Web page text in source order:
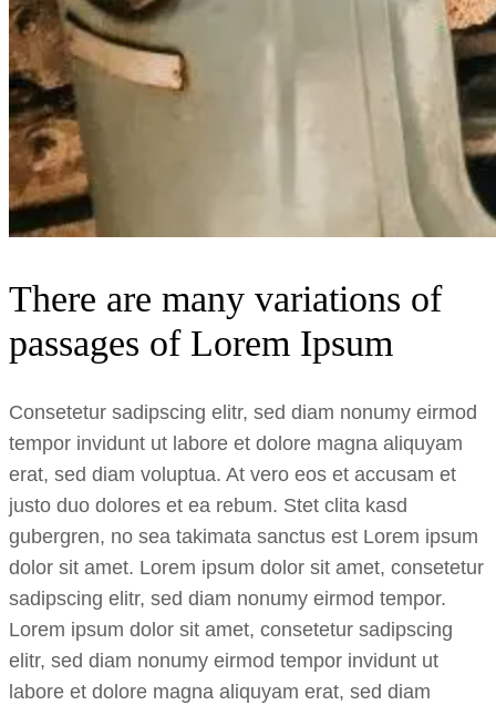
There are many variations of
passages of Lorem Ipsum
Consetetur sadipscing elitr, sed diam nonumy eirmod
tempor invidunt ut labore et dolore magna aliquyam
erat, sed diam voluptua. At vero eos et accusam et
justo duo dolores et ea rebum. Stet clita kasd
gubergren, no sea takimata sanctus est Lorem ipsum
dolor sit amet. Lorem ipsum dolor sit amet, consetetur
sadipscing elitr, sed diam nonumy eirmod tempor.
Lorem ipsum dolor sit amet, consetetur sadipscing
elitr, sed diam nonumy eirmod tempor invidunt ut
labore et dolore magna aliquyam erat, sed diam